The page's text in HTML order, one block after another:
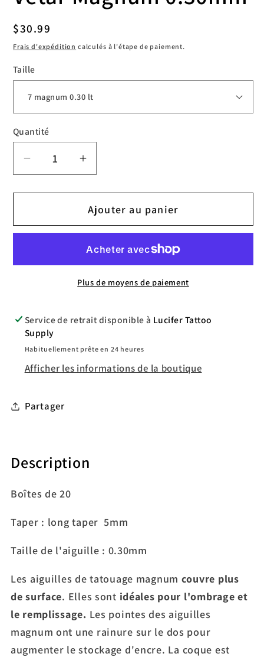
Prix
habituel
$30.99
Frais d'expédition calculés à l'étape de paiement.
Taille
Quantité
Réduire
quantité
Cartouches
Augmenter
quantité
de
Cartouches
Vetar
0.30mm
Ajouter au panier
Plus de moyens de paiement
Service de retrait disponible à Lucifer Tattoo
Supply
Habituellement prête en 24 heures
Afficher les informations de la boutique
Partager
Description
Boîtes de 20
Taper : long taper 5mm
Taille de l'aiguille : 0.30mm
Les aiguilles de tatouage magnum couvre plus
de surface. Elles sont idéales pour l'ombrage et
le remplissage. Les pointes des aiguilles
magnum ont une rainure sur le dos pour
augmenter le stockage d'encre. La coque est